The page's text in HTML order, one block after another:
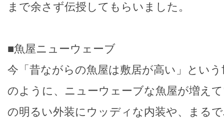
まで余さず伝授してもらいました。
■魚屋ニューウェーブ
今「昔ながらの魚屋は敷居が高い」とい
のように、ニューウェーブな魚屋が増え
の明るい外装にウッディな内装や、まる